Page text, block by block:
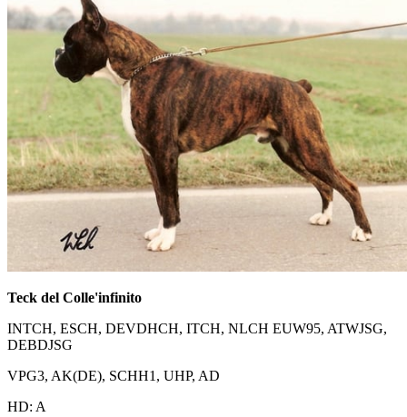
Teck del Colle'infinito
INTCH, ESCH, DEVDHCH, ITCH, NLCH EUW95, ATWJSG,
DEBDJSG
VPG3, AK(DE), SCHH1, UHP, AD
HD: A